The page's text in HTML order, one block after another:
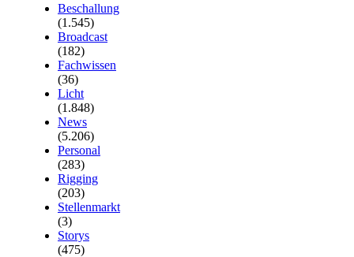
Beschallung
(1.545)
Broadcast
(182)
Fachwissen
(36)
Licht
(1.848)
News
(5.206)
Personal
(283)
Rigging
(203)
Stellenmarkt
(3)
Storys
(475)